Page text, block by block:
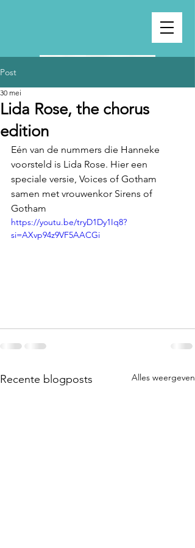
Post
Lida Rose, the chorus
edition
30 mei
Eén van de nummers die Hanneke
voorsteld is Lida Rose. Hier een
speciale versie, Voices of Gotham
samen met vrouwenkor Sirens of
Gotham
https://youtu.be/tryD1Dy1Iq8?
si=AXvp94z9VF5AACGi
Recente blogposts Alles weergeven